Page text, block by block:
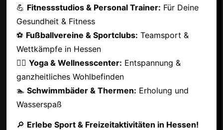
💪 Fitnessstudios & Personal Trainer: Für Deine
Gesundheit & Fitness
⚽ Fußballvereine & Sportclubs: Teamsport &
Wettkämpfe in Hessen
🧘‍♂️ Yoga & Wellnesscenter: Entspannung &
ganzheitliches Wohlbefinden
🏊 Schwimmbäder & Thermen: Erholung und
Wasserspaß
🔎 Erlebe Sport & Freizeitaktivitäten in Hessen!